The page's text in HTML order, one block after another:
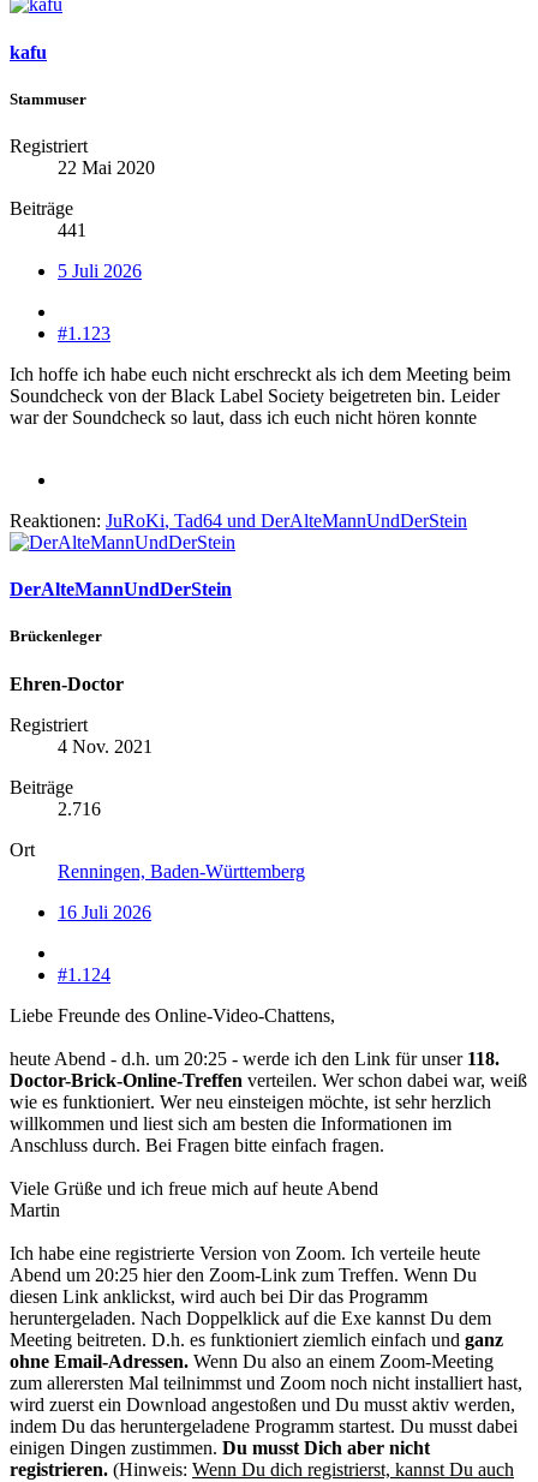
kafu
Stammuser
Registriert
22 Mai 2020
Beiträge
441
5 Juli 2026
#1.123
Ich hoffe ich habe euch nicht erschreckt als ich dem Meeting beim
Soundcheck von der Black Label Society beigetreten bin. Leider
war der Soundcheck so laut, dass ich euch nicht hören konnte
Reaktionen: JuRoKi, Tad64 und DerAlteMannUndDerStein
DerAlteMannUndDerStein
Brückenleger
Ehren-Doctor
Registriert
4 Nov. 2021
Beiträge
2.716
Ort
Renningen, Baden-Württemberg
16 Juli 2026
#1.124
Liebe Freunde des Online-Video-Chattens,
heute Abend - d.h. um 20:25 - werde ich den Link für unser 118.
Doctor-Brick-Online-Treffen verteilen. Wer schon dabei war, weiß
wie es funktioniert. Wer neu einsteigen möchte, ist sehr herzlich
willkommen und liest sich am besten die Informationen im
Anschluss durch. Bei Fragen bitte einfach fragen.
Viele Grüße und ich freue mich auf heute Abend
Martin
Ich habe eine registrierte Version von Zoom. Ich verteile heute
Abend um 20:25 hier den Zoom-Link zum Treffen. Wenn Du
diesen Link anklickst, wird auch bei Dir das Programm
heruntergeladen. Nach Doppelklick auf die Exe kannst Du dem
Meeting beitreten. D.h. es funktioniert ziemlich einfach und ganz
ohne Email-Adressen. Wenn Du also an einem Zoom-Meeting
zum allerersten Mal teilnimmst und Zoom noch nicht installiert hast,
wird zuerst ein Download angestoßen und Du musst aktiv werden,
indem Du das heruntergeladene Programm startest. Du musst dabei
einigen Dingen zustimmen. Du musst Dich aber nicht
registrieren. (Hinweis: Wenn Du dich registrierst, kannst Du auch